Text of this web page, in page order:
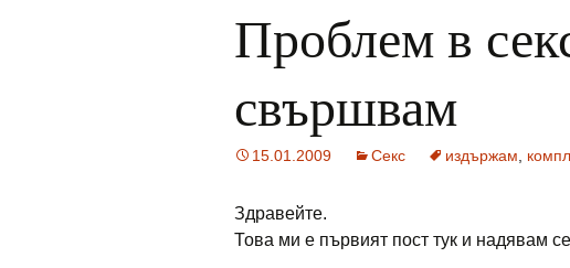
Проблем в
свършвам
15.01.2009 Секс издържам
Здравейте.
Това ми е първият пост тук и надявам